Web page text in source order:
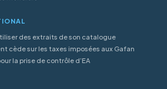
des extraits de son catalogue
cède sur les taxes imposées aux Gafan
la prise de contrôle d’EA